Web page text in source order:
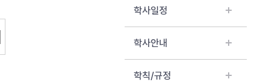
학사일정
학사안내
학칙/규정